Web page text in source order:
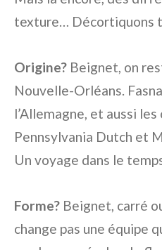
texture… Décortiquons
Origine? Beignet, on
Nouvelle-Orléans.
l’Allemagne, et aussi
Pennsylvania Dutch et
Un voyage dans le
Forme? Beignet, carré
change pas une équipe